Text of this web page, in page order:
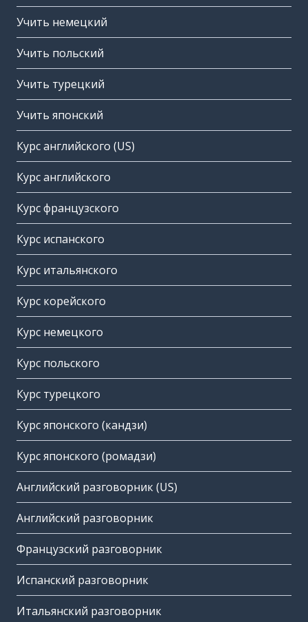
Учить немецкий
Учить польский
Учить турецкий
Учить японский
Курс английского (US)
Курс английского
Курс французского
Курс испанского
Курс итальянского
Курс корейского
Курс немецкого
Курс польского
Курс турецкого
Курс японского (кандзи)
Курс японского (ромадзи)
Английский разговорник (US)
Английский разговорник
Французский разговорник
Испанский разговорник
Итальянский разговорник